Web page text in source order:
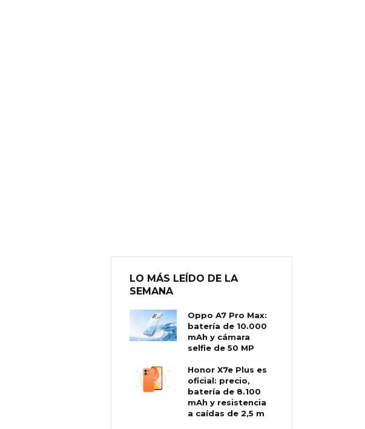
LO MÁS LEÍDO DE LA
SEMANA
Oppo A7 Pro Max:
batería de 10.000
mAh y cámara
selfie de 50 MP
Honor X7e Plus es
oficial: precio,
batería de 8.100
mAh y resistencia
a caídas de 2,5 m